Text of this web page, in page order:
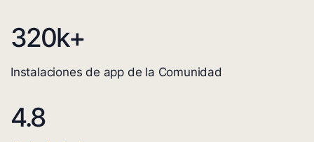
320k+
Instalaciones de app de la Comunidad
4.8